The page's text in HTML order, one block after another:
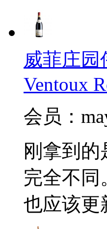
威菲庄园
Ventoux
会员：
刚拿到
完全不同
也应该更